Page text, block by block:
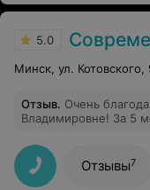
5.0
Минск, ул.
Отзыв. Очень
Владимировне! За 5
лучше и веселее.
Отзывы7